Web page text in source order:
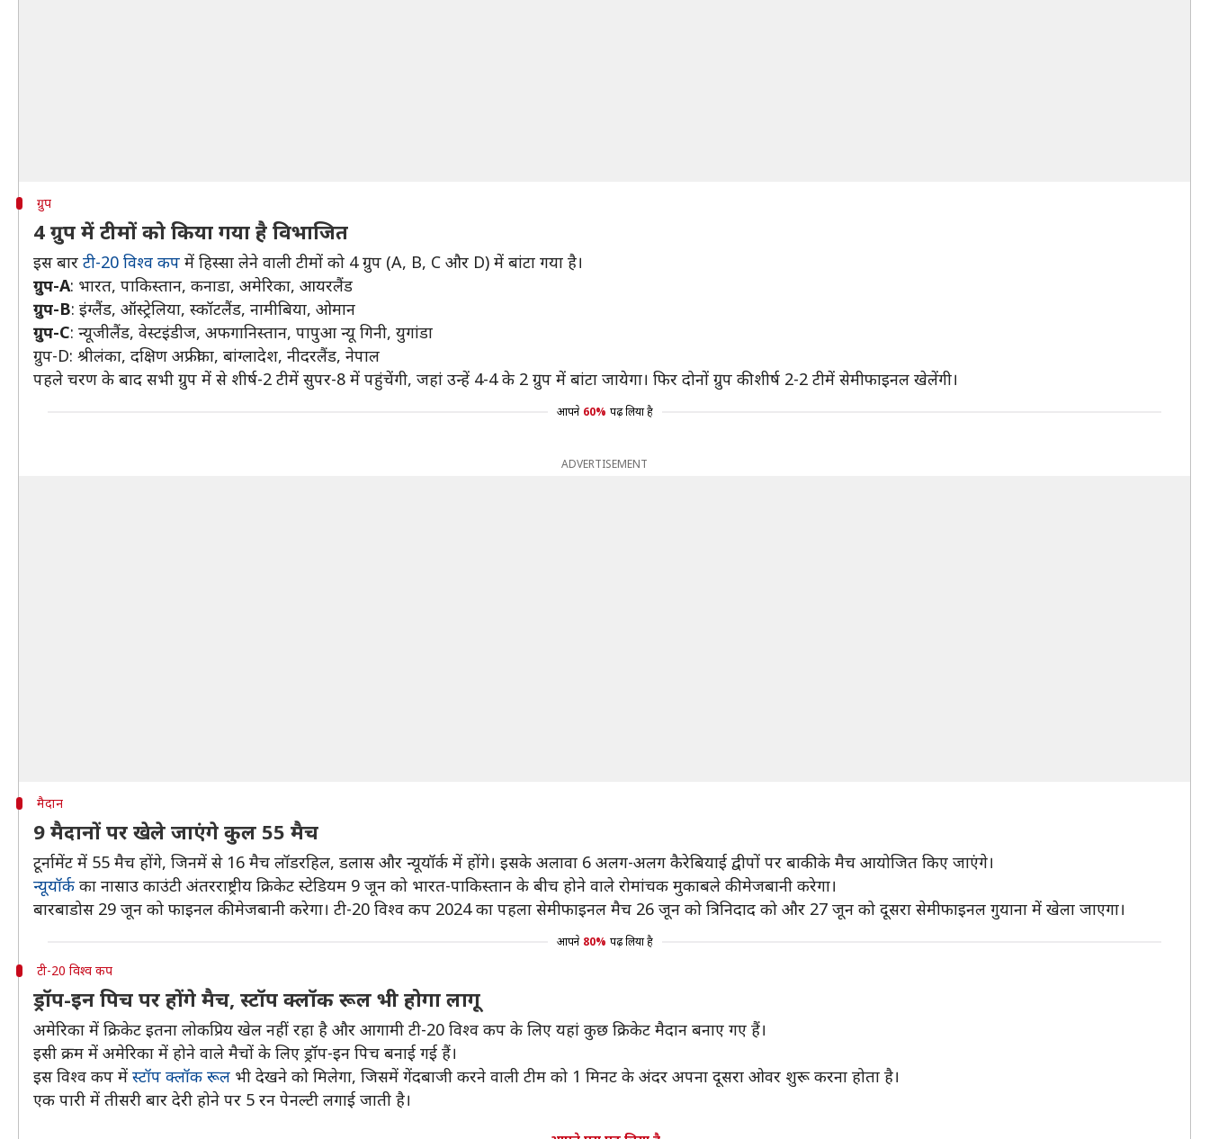
ग्रुप
4 ग्रुप में टीमों को किया गया है विभाजित
इस बार टी-20 विश्व कप में हिस्सा लेने वाली टीमों को 4 ग्रुप (A, B, C और D) में बांटा गया है।
ग्रुप-A: भारत, पाकिस्तान, कनाडा, अमेरिका, आयरलैंड
ग्रुप-B: इंग्लैंड, ऑस्ट्रेलिया, स्कॉटलैंड, नामीबिया, ओमान
ग्रुप-C: न्यूजीलैंड, वेस्टइंडीज, अफगानिस्तान, पापुआ न्यू गिनी, युगांडा
ग्रुप-D: श्रीलंका, दक्षिण अफ्रीका, बांग्लादेश, नीदरलैंड, नेपाल
पहले चरण के बाद सभी ग्रुप में से शीर्ष-2 टीमें सुपर-8 में पहुंचेंगी, जहां उन्हें 4-4 के 2 ग्रुप में बांटा जायेगा। फिर दोनों ग्रुप की शीर्ष 2-2 टीमें सेमीफाइनल खेलेंगी।
आपने 60% पढ़ लिया है
ADVERTISEMENT
मैदान
9 मैदानों पर खेले जाएंगे कुल 55 मैच
टूर्नामेंट में 55 मैच होंगे, जिनमें से 16 मैच लॉडरहिल, डलास और न्यूयॉर्क में होंगे। इसके अलावा 6 अलग-अलग कैरेबियाई द्वीपों पर बाकी के मैच आयोजित किए जाएंगे।
न्यूयॉर्क का नासाउ काउंटी अंतरराष्ट्रीय क्रिकेट स्टेडियम 9 जून को भारत-पाकिस्तान के बीच होने वाले रोमांचक मुकाबले की मेजबानी करेगा।
बारबाडोस 29 जून को फाइनल की मेजबानी करेगा। टी-20 विश्व कप 2024 का पहला सेमीफाइनल मैच 26 जून को त्रिनिदाद को और 27 जून को दूसरा सेमीफाइनल गुयाना में खेला जाएगा।
आपने 80% पढ़ लिया है
टी-20 विश्व कप
ड्रॉप-इन पिच पर होंगे मैच, स्टॉप क्लॉक रूल भी होगा लागू
अमेरिका में क्रिकेट इतना लोकप्रिय खेल नहीं रहा है और आगामी टी-20 विश्व कप के लिए यहां कुछ क्रिकेट मैदान बनाए गए हैं।
इसी क्रम में अमेरिका में होने वाले मैचों के लिए ड्रॉप-इन पिच बनाई गई हैं।
इस विश्व कप में स्टॉप क्लॉक रूल भी देखने को मिलेगा, जिसमें गेंदबाजी करने वाली टीम को 1 मिनट के अंदर अपना दूसरा ओवर शुरू करना होता है।
एक पारी में तीसरी बार देरी होने पर 5 रन पेनल्टी लगाई जाती है।